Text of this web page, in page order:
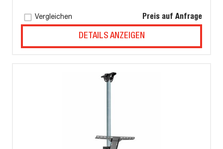
Vergleichen Preis auf Anfrage
DETAILS ANZEIGEN